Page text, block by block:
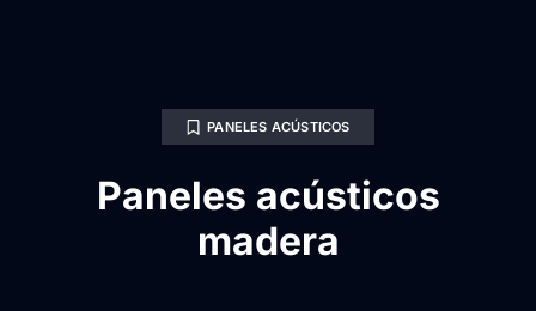
PANELES ACÚSTICOS
Paneles acústicos
madera